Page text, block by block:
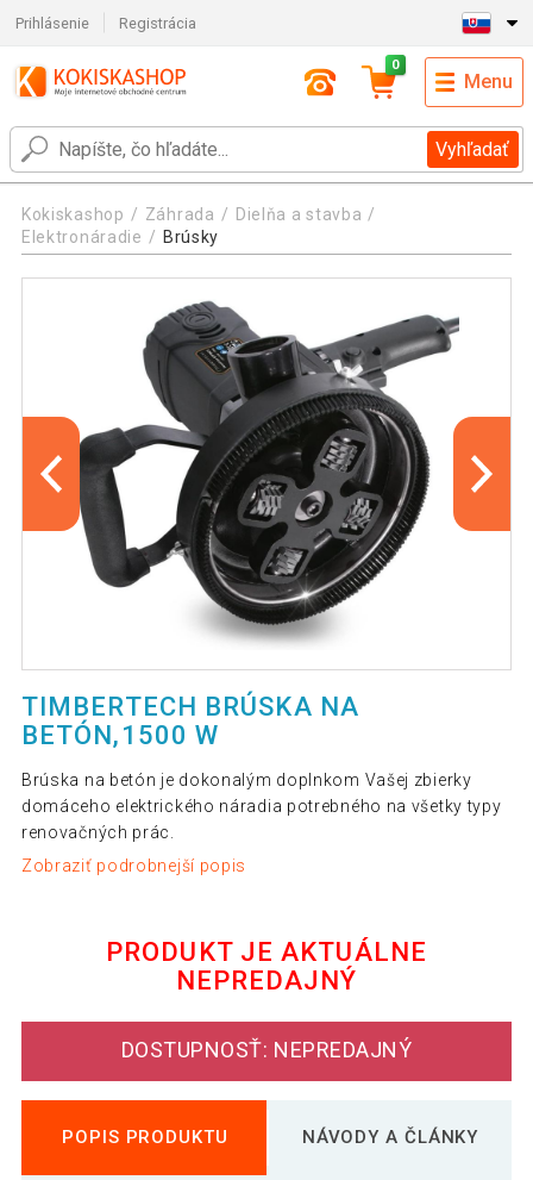
Prihlásenie Registrácia
Vyhľadať
0
Menu
Kokiskashop Záhrada
Dielňa a stavba
Elektronáradie
Brúsky
TIMBERTECH BRÚSKA NA
BETÓN,1500 W
Brúska na betón je dokonalým doplnkom Vašej zbierky
domáceho elektrického náradia potrebného na všetky typy
renovačných prác.
Zobraziť podrobnejší popis
PRODUKT JE AKTUÁLNE
NEPREDAJNÝ
DOSTUPNOSŤ: NEPREDAJNÝ
POPIS PRODUKTU NÁVODY A ČLÁNKY